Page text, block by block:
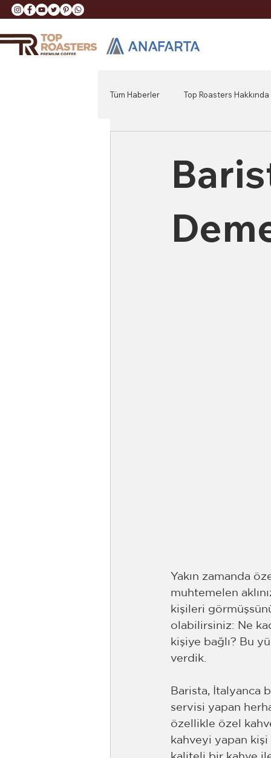
Tüm Haberler Top Roasters Hakkında
Yakın zamanda
muhtemelen
kişileri
olabilirsiniz: Ne
kişiye bağlı? Bu
verdik.
Barista, İtalyanca
servisi yapan
özellikle özel
kahveyi yapan kişi